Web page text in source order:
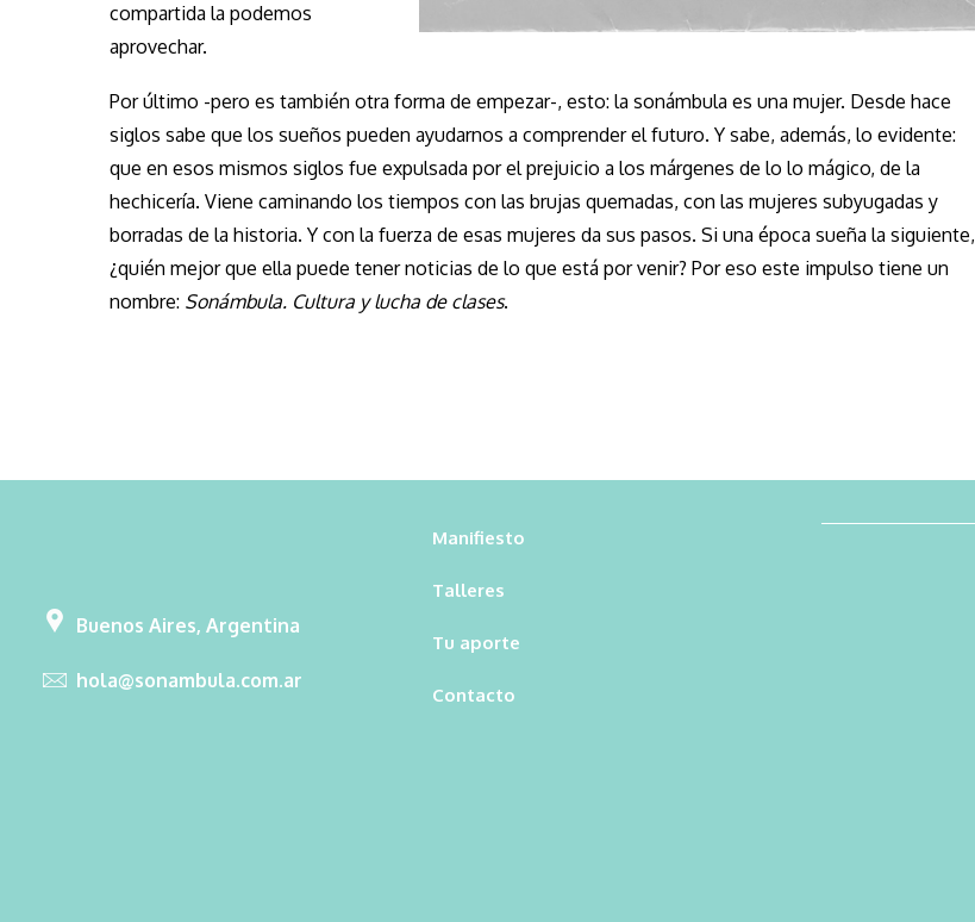
compartida la podemos
aprovechar.
Por último -pero es también otra forma de empezar-, esto: la sonámbula es una mujer. Desde hace
siglos sabe que los sueños pueden ayudarnos a comprender el futuro. Y sabe, además, lo evidente:
que en esos mismos siglos fue expulsada por el prejuicio a los márgenes de lo lo mágico, de la
hechicería. Viene caminando los tiempos con las brujas quemadas, con las mujeres subyugadas y
borradas de la historia. Y con la fuerza de esas mujeres da sus pasos. Si una época sueña la siguiente,
¿quién mejor que ella puede tener noticias de lo que está por venir? Por eso este impulso tiene un
nombre: Sonámbula. Cultura y lucha de clases.
Buenos Aires, Argentina
hola@sonambula.com.ar
Manifiesto
Talleres
Tu aporte
Contacto